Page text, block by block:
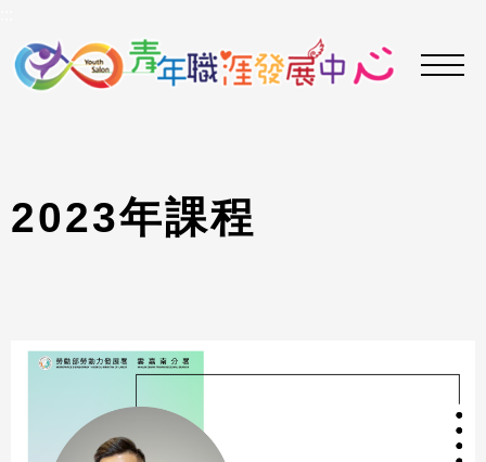
要
2023年課程